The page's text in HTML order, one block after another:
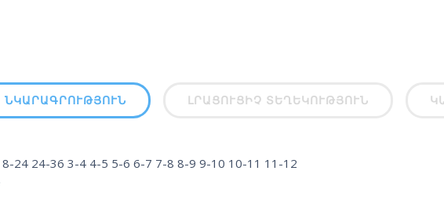
ՆԿԱՐԱԳՐՈՒԹՅՈՒՆ ԼՐԱՑՈՒՑԻՉ ՏԵՂԵԿՈՒԹՅՈՒՆ
24 24-36 3-4 4-5 5-6 6-7 7-8 8-9 9-10 10-11 11-12